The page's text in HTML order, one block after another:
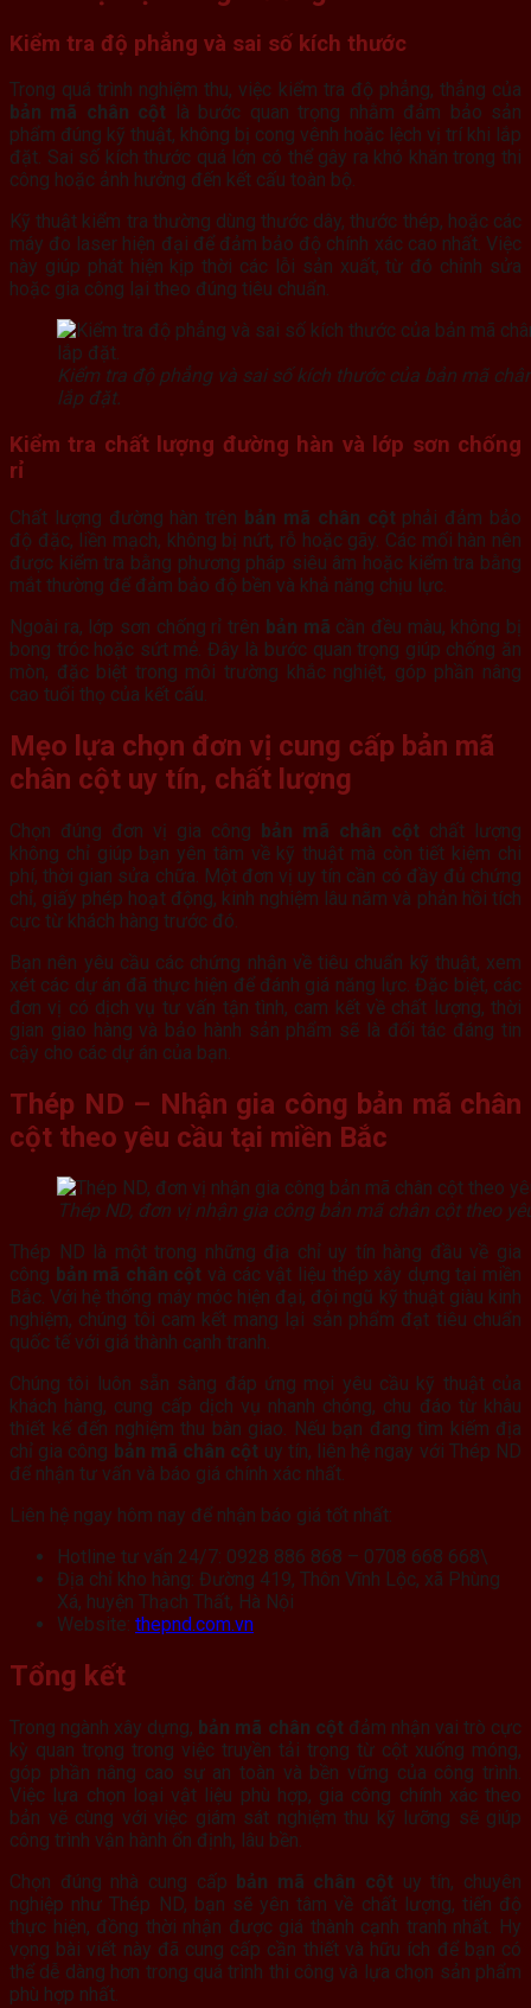
Kiểm tra độ phẳng và sai số kích thước
Trong quá trình nghiệm thu, việc kiểm tra độ phẳng, thẳng của
bản mã chân cột là bước quan trọng nhằm đảm bảo sản
phẩm đúng kỹ thuật, không bị cong vênh hoặc lệch vị trí khi lắp
đặt. Sai số kích thước quá lớn có thể gây ra khó khăn trong thi
công hoặc ảnh hưởng đến kết cấu toàn bộ.
Kỹ thuật kiểm tra thường dùng thước dây, thước thép, hoặc các
máy đo laser hiện đại để đảm bảo độ chính xác cao nhất. Việc
này giúp phát hiện kịp thời các lỗi sản xuất, từ đó chỉnh sửa
hoặc gia công lại theo đúng tiêu chuẩn.
Kiểm tra độ phẳng và sai số kích thước của bản mã
lắp đặt.
Kiểm tra chất lượng đường hàn và lớp sơn chống
rỉ
Chất lượng đường hàn trên bản mã chân cột phải đảm bảo
độ đặc, liền mạch, không bị nứt, rỗ hoặc gãy. Các mối hàn nên
được kiểm tra bằng phương pháp siêu âm hoặc kiểm tra bằng
mắt thường để đảm bảo độ bền và khả năng chịu lực.
Ngoài ra, lớp sơn chống rỉ trên bản mã cần đều màu, không bị
bong tróc hoặc sứt mẻ. Đây là bước quan trọng giúp chống ăn
mòn, đặc biệt trong môi trường khắc nghiệt, góp phần nâng
cao tuổi thọ của kết cấu.
Mẹo lựa chọn đơn vị cung cấp bản mã
chân cột uy tín, chất lượng
Chọn đúng đơn vị gia công bản mã chân cột chất lượng
không chỉ giúp bạn yên tâm về kỹ thuật mà còn tiết kiệm chi
phí, thời gian sửa chữa. Một đơn vị uy tín cần có đầy đủ chứng
chỉ, giấy phép hoạt động, kinh nghiệm lâu năm và phản hồi tích
cực từ khách hàng trước đó.
Bạn nên yêu cầu các chứng nhận về tiêu chuẩn kỹ thuật, xem
xét các dự án đã thực hiện để đánh giá năng lực. Đặc biệt, các
đơn vị có dịch vụ tư vấn tận tình, cam kết về chất lượng, thời
gian giao hàng và bảo hành sản phẩm sẽ là đối tác đáng tin
cậy cho các dự án của bạn.
Thép ND – Nhận gia công bản mã chân
cột theo yêu cầu tại miền Bắc
Thép ND, đơn vị nhận gia công bản mã chân cột theo
Thép ND là một trong những địa chỉ uy tín hàng đầu về gia
công bản mã chân cột và các vật liệu thép xây dựng tại miền
Bắc. Với hệ thống máy móc hiện đại, đội ngũ kỹ thuật giàu kinh
nghiệm, chúng tôi cam kết mang lại sản phẩm đạt tiêu chuẩn
quốc tế với giá thành cạnh tranh.
Chúng tôi luôn sẵn sàng đáp ứng mọi yêu cầu kỹ thuật của
khách hàng, cung cấp dịch vụ nhanh chóng, chu đáo từ khâu
thiết kế đến nghiệm thu bàn giao. Nếu bạn đang tìm kiếm địa
chỉ gia công bản mã chân cột uy tín, liên hệ ngay với Thép ND
để nhận tư vấn và báo giá chính xác nhất.
Liên hệ ngay hôm nay để nhận báo giá tốt nhất:
Hotline tư vấn 24/7: 0928 886 868 – 0708 668 668\
Địa chỉ kho hàng: Đường 419, Thôn Vĩnh Lộc, xã Phùng
Xá, huyện Thạch Thất, Hà Nội
Website: thepnd.com.vn
Tổng kết
Trong ngành xây dựng, bản mã chân cột đảm nhận vai trò cực
kỳ quan trọng trong việc truyền tải trọng từ cột xuống móng,
góp phần nâng cao sự an toàn và bền vững của công trình.
Việc lựa chọn loại vật liệu phù hợp, gia công chính xác theo
bản vẽ cùng với việc giám sát nghiệm thu kỹ lưỡng sẽ giúp
công trình vận hành ổn định, lâu bền.
Chọn đúng nhà cung cấp
bản mã chân cột uy tín, chuyên
nghiệp như Thép ND, bạn sẽ yên tâm về chất lượng, tiến độ
thực hiện, đồng thời nhận được giá thành cạnh tranh nhất. Hy
vọng bài viết này đã cung cấp cần thiết và hữu ích để bạn có
thể dễ dàng hơn trong quá trình thi công và lựa chọn sản phẩm
phù hợp nhất.